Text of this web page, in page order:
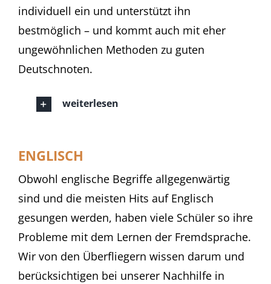
ENGLISCH
Obwohl englische Begriffe allgegenwärtig
sind und die meisten Hits auf Englisch
gesungen werden, haben viele Schüler so ihre
Probleme mit dem Lernen der Fremdsprache.
Wir von den Überfliegern wissen darum und
berücksichtigen bei unserer Nachhilfe in
individuell ein und unterstützt ihn
bestmöglich – und kommt auch mit eher
ungewöhnlichen Methoden zu guten
Deutschnoten.
weiterlesen